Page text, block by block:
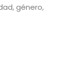
género,